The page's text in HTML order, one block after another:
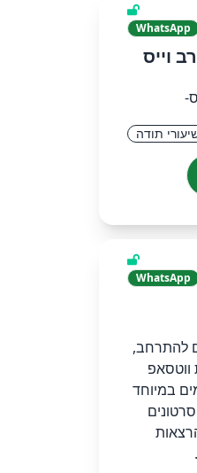
WhatsApp
וייס
תודה
WhatsApp
להתרחב,
ווטסאפ
במיוחד